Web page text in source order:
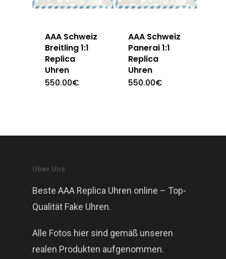
AAA Schweiz
Breitling 1:1
Replica
Uhren
550.00€
AAA Schweiz
Panerai 1:1
Replica
Uhren
550.00€
Über Uns
Beste AAA Replica Uhren online – Top-
Qualität Fake Uhren.
Alle Fotos hier sind gemäß unseren
realen Produkten aufgenommen.